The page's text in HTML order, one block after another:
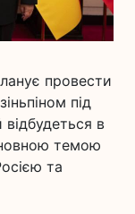
провести
під
в
темою
та